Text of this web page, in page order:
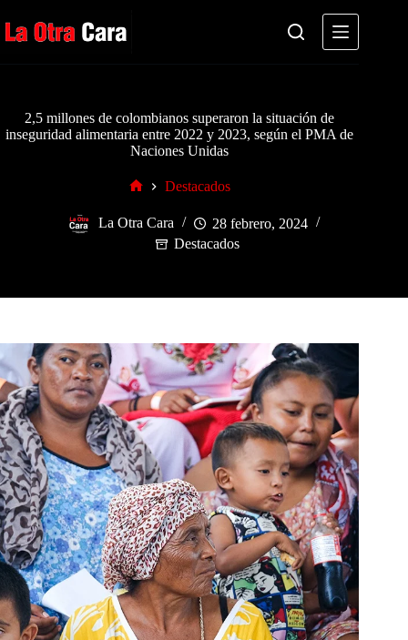
al
contenido
2,5 millones de colombianos superaron la situación de
inseguridad alimentaria entre 2022 y 2023, según el PMA de
Naciones Unidas
Destacados
La Otra Cara
28 febrero, 2024
Destacados